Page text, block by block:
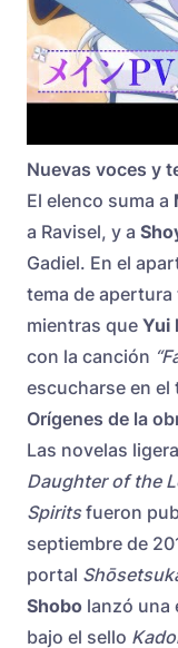
Nuevas voces y
El elenco suma a
a Ravisel, y a
Gadiel. En el
tema de
mientras que Yui
con la canción
escucharse en
Orígenes de la
Las novelas
Daughter of the
Spiritsfueron
septiembre de
portal
Shobo lanzó una
bajo el sello